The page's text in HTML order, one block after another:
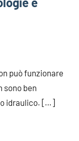
può funzionare
sono ben
idraulico. […]